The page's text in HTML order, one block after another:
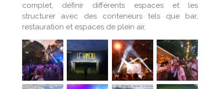
complet, définir différents espaces et les
structurer avec des conteneurs tels que bar,
restauration et espaces de plein air,